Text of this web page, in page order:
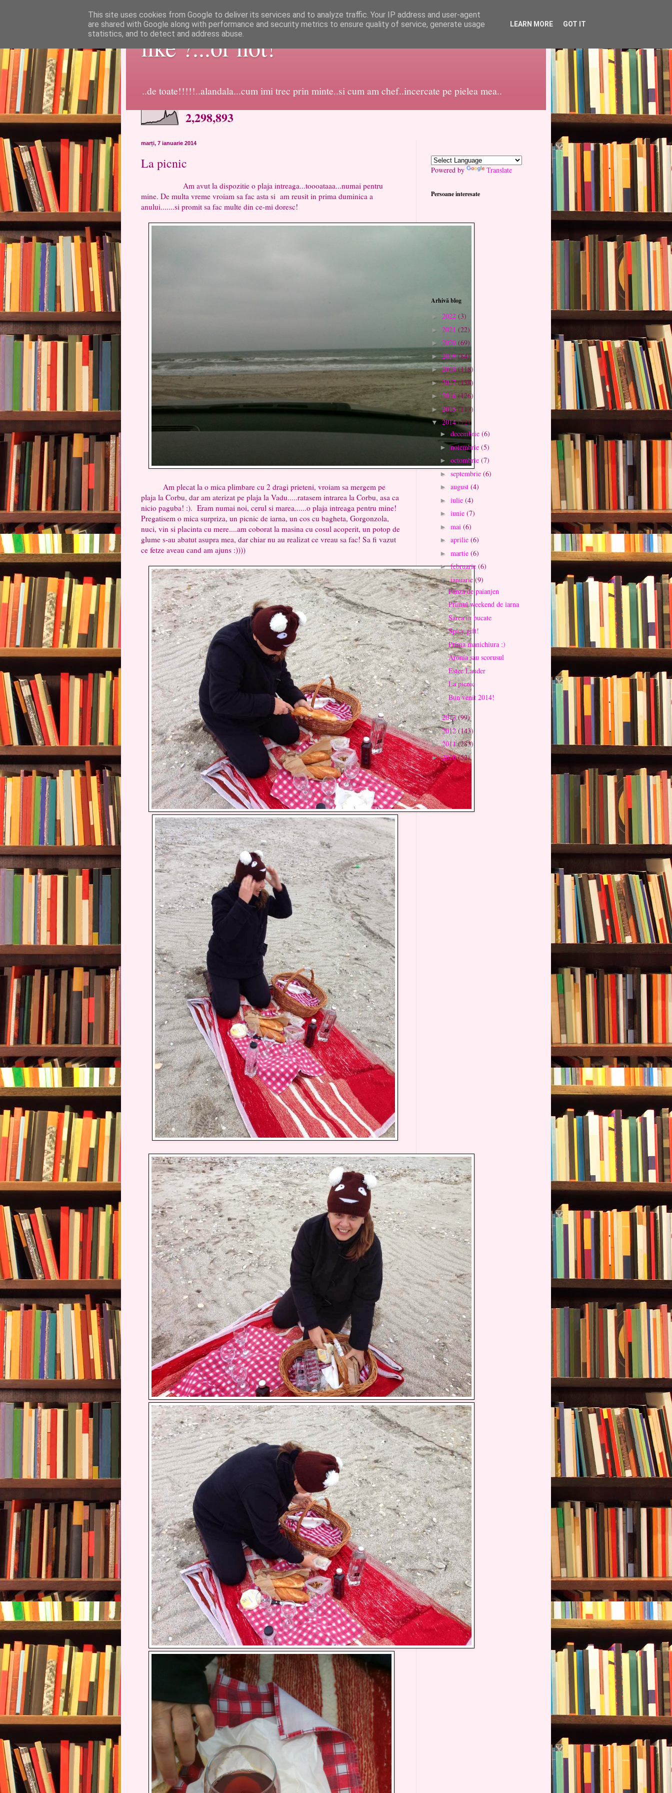
like ?...or not!
..de toate!!!!!..alandala...cum imi trec prin minte..si cum am chef..incercate pe pielea mea..
2,298,893
marți, 7 ianuarie 2014
La picnic
Am avut la dispozitie o plaja intreaga...toooataaa...numai pentru
mine. De multa vreme vroiam sa fac asta si am reusit in prima duminica a
anului.......si promit sa fac multe din ce-mi doresc!
Am plecat la o mica plimbare cu 2 dragi prieteni, vroiam sa mergem pe
plaja la Corbu, dar am aterizat pe plaja la Vadu.....ratasem intrarea la Corbu, asa ca
nicio paguba! :). Eram numai noi, cerul si marea......o plaja intreaga pentru mine!
Pregatisem o mica surpriza, un picnic de iarna, un cos cu bagheta, Gorgonzola,
nuci, vin si placinta cu mere....am coborat la masina cu cosul acoperit, un potop de
glume s-au abatut asupra mea, dar chiar nu au realizat ce vreau sa fac! Sa fi vazut
ce fetze aveau cand am ajuns :))))
Powered by Translate
Persoane interesate
Arhivă blog
► 2022 (3)
► 2021 (22)
► 2020 (69)
►2019(84)
►2018(118)
►2017(138)
► 2016(126)
► 2015(117)
▼2014(72)
► decembrie (6)
►noiembrie (5)
► octombrie (7)
► septembrie (6)
► august (4)
► iulie (4)
► iunie (7)
► mai (6)
► aprilie (6)
► martie (6)
►februarie (6)
▼ianuarie (9)
Panza de paianjen
Primul weekend de iarna
Sarea in bucate
Spicy gift!
Prima manichiura :)
Aronia sau scorusul
Estee Lauder
La picnic
Bun venit 2014!
►2013(99)
►2012(143)
►2011(283)
►2010(52)
This site uses cookies from Google to deliver its services and to analyze traffic. Your IP address and user-agent
are shared with Google along with performance and security metrics to ensure quality of service, generate usage
statistics, and to detect and address abuse.
LEARN MORE GOT IT